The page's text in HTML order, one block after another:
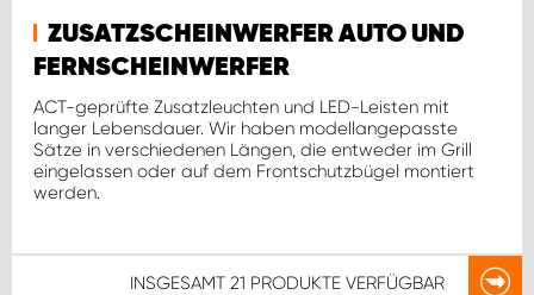
ZUSATZSCHEINWERFER AUTO UND
FERNSCHEINWERFER
ACT-geprüfte Zusatzleuchten und LED-Leisten mit
langer Lebensdauer. Wir haben modellangepasste
Sätze in verschiedenen Längen, die entweder im Grill
eingelassen oder auf dem Frontschutzbügel montiert
werden.
INSGESAMT 21 PRODUKTE VERFÜGBAR